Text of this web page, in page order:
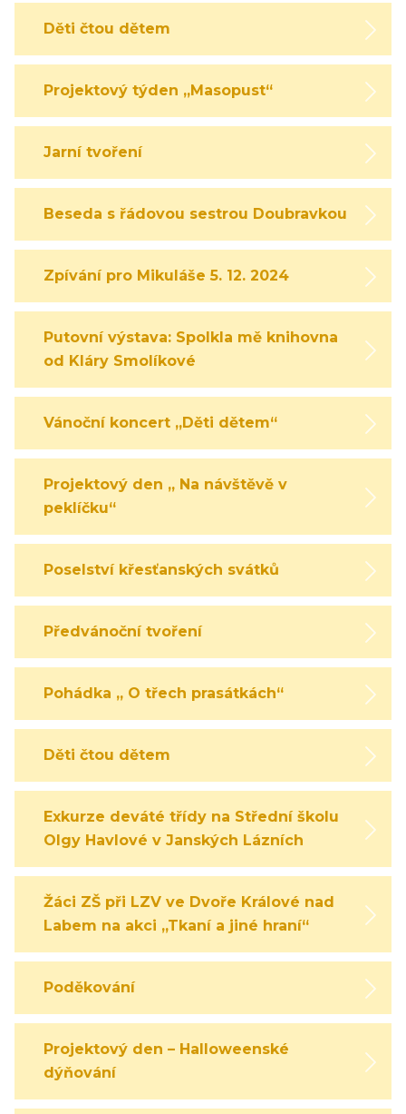
Děti čtou dětem
Projektový týden „Masopust“
Jarní tvoření
Beseda s řádovou sestrou Doubravkou
Zpívání pro Mikuláše 5. 12. 2024
Putovní výstava: Spolkla mě knihovna
od Kláry Smolíkové
Vánoční koncert „Děti dětem“
Projektový den „ Na návštěvě v
peklíčku“
Poselství křesťanských svátků
Předvánoční tvoření
Pohádka „ O třech prasátkách“
Děti čtou dětem
Exkurze deváté třídy na Střední školu
Olgy Havlové v Janských Lázních
Žáci ZŠ při LZV ve Dvoře Králové nad
Labem na akci „Tkaní a jiné hraní“
Poděkování
Projektový den – Halloweenské
dýňování